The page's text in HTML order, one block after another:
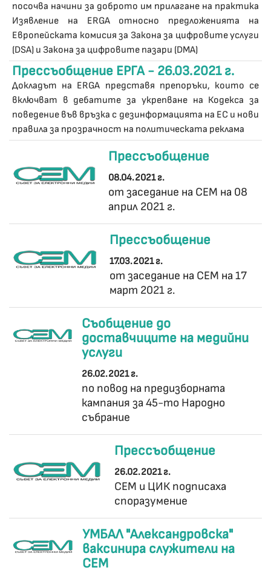
посочва начини за доброто им прилагане на практика
Изявление на ERGA относно предложенията на
Европейската комисия за Закона за цифровите услуги
(DSA) и Закона за цифровите пазари (DMA)
Прессъобщение ЕРГА - 26.03.2021 г.
Докладът на ERGA представя препоръки, които се
включват в дебатите за укрепване на Кодекса за
поведение във връзка с дезинформацията на ЕС и нови
правила за прозрачност на политическата реклама
Прессъобщение
08.04.2021 г.
от заседание на СЕМ на 08
април 2021 г.
Прессъобщение
17.03.2021 г.
от заседание на СЕМ на 17
март 2021 г.
Съобщение до
доставчиците на медийни
услуги
26.02.2021 г.
по повод на предизборната
кампания за 45-то Народно
събрание
Прессъобщение
26.02.2021 г.
СЕМ и ЦИК подписаха
споразумение
УМБАЛ "Александровска"
ваксинира служители на
СЕМ